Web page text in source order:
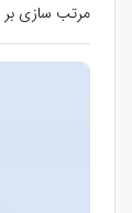
مرتب سازی